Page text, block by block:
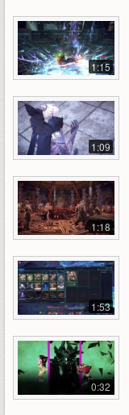
1:15
1:09
1:18
1:53
0:32